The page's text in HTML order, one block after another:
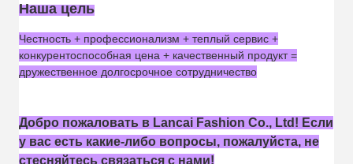
Наша цель
Честность + профессионализм + теплый сервис +
конкурентоспособная цена + качественный продукт =
дружественное долгосрочное сотрудничество
Добро пожаловать в Lancai Fashion Co., Ltd! Если
у вас есть какие-либо вопросы, пожалуйста, не
стесняйтесь связаться с нами!